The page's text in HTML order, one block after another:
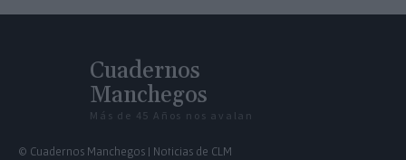
Cuadernos
Manchegos
Más de 45 Años nos avalan
© Cuadernos Manchegos | Noticias de CLM